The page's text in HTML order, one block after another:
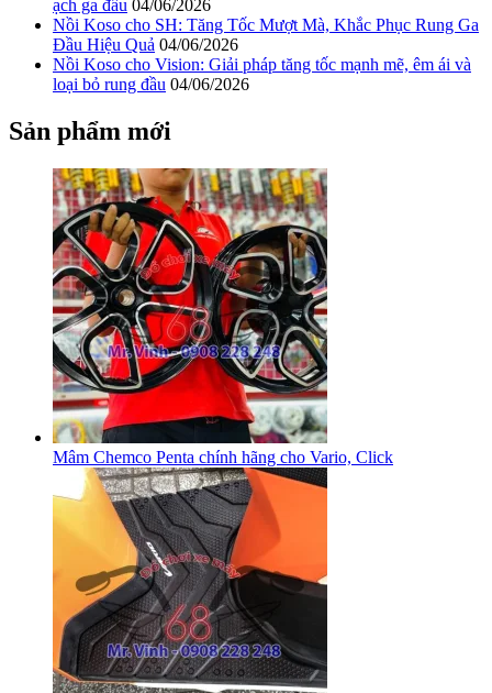
ạch ga đầu 04/06/2026
Nồi Koso cho SH: Tăng Tốc Mượt Mà, Khắc Phục Rung Ga
Đầu Hiệu Quả 04/06/2026
Nồi Koso cho Vision: Giải pháp tăng tốc mạnh mẽ, êm ái và
loại bỏ rung đầu 04/06/2026
Sản phẩm mới
Mâm Chemco Penta chính hãng cho Vario, Click